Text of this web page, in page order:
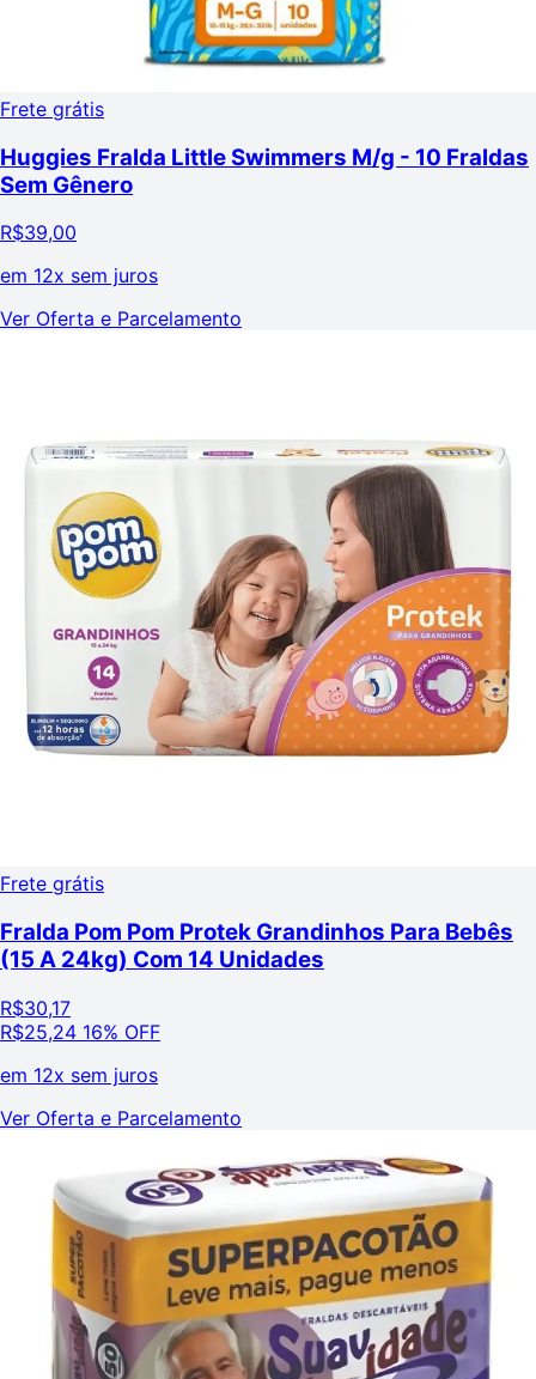
Frete grátis
Huggies Fralda Little Swimmers M/g - 10 Fraldas
Sem Gênero
R$39,00
em 12x sem juros
Ver Oferta e Parcelamento
Frete grátis
Fralda Pom Pom Protek Grandinhos Para Bebês
(15 A 24kg) Com 14 Unidades
R$30,17
R$25,24 16% OFF
em 12x sem juros
Ver Oferta e Parcelamento